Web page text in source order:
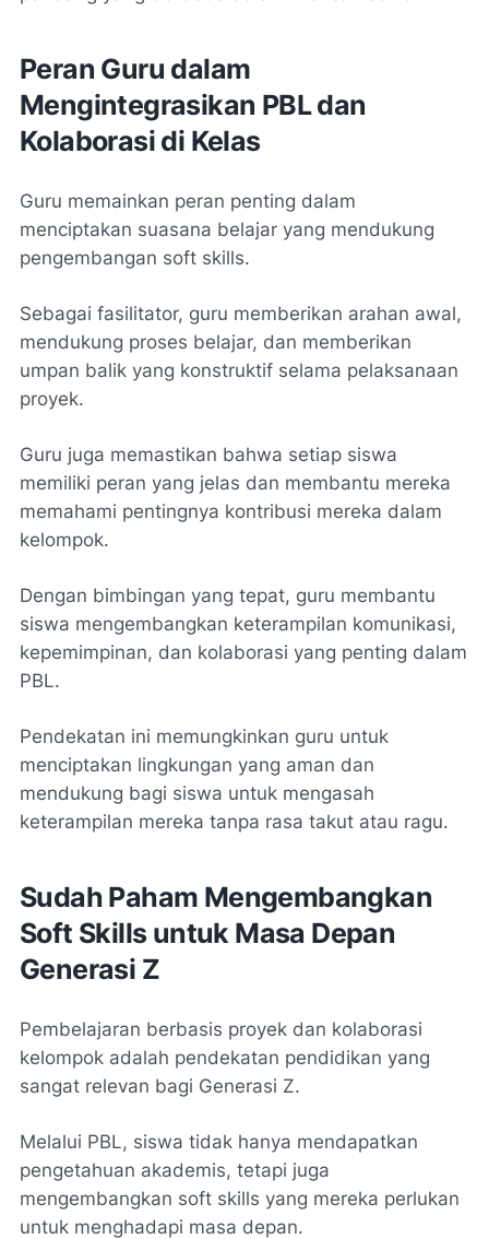
Peran Guru dalam
Mengintegrasikan PBL dan
Kolaborasi di Kelas
Guru memainkan peran penting dalam
menciptakan suasana belajar yang mendukung
pengembangan soft skills.
Sebagai fasilitator, guru memberikan arahan awal,
mendukung proses belajar, dan memberikan
umpan balik yang konstruktif selama pelaksanaan
proyek.
Guru juga memastikan bahwa setiap siswa
memiliki peran yang jelas dan membantu mereka
memahami pentingnya kontribusi mereka dalam
kelompok.
Dengan bimbingan yang tepat, guru membantu
siswa mengembangkan keterampilan komunikasi,
kepemimpinan, dan kolaborasi yang penting dalam
PBL.
Pendekatan ini memungkinkan guru untuk
menciptakan lingkungan yang aman dan
mendukung bagi siswa untuk mengasah
keterampilan mereka tanpa rasa takut atau ragu.
Sudah Paham Mengembangkan
Soft Skills untuk Masa Depan
Generasi Z
Pembelajaran berbasis proyek dan kolaborasi
kelompok adalah pendekatan pendidikan yang
sangat relevan bagi Generasi Z.
Melalui PBL, siswa tidak hanya mendapatkan
pengetahuan akademis, tetapi juga
mengembangkan soft skills yang mereka perlukan
untuk menghadapi masa depan.